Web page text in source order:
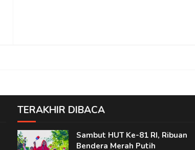
TERAKHIR DIBACA
Sambut HUT Ke-81 RI, Ribuan
Bendera Merah Putih